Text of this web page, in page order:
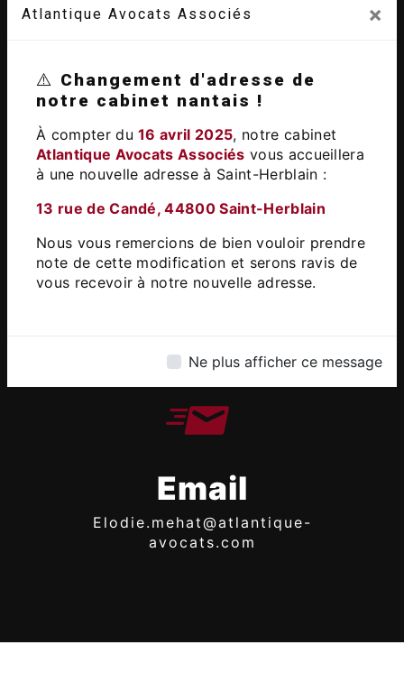
Atlantique Avocats Associés ×
⚠️ Changement d'adresse de
notre cabinet nantais !
À compter du16 avril 2025, notre cabinet
Atlantique Avocats Associés vous accueillera
à une nouvelle adresse à Saint-Herblain :​
13 rue de Candé, 44800 Saint-Herblain
Nous vous remercions de bien vouloir prendre
note de cette modification et serons ravis de
vous recevoir à notre nouvelle adresse.
Ne plus afficher ce message
Adresse
13 Rue de Candé, 44800 Saint-
Herblain
Email
elodie.mehat@atlantique-
avocats.com